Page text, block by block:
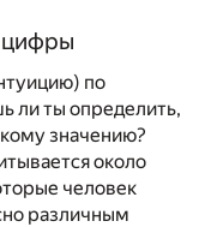
цифры
по
ли ты определить,
значению?
около
человек
различным